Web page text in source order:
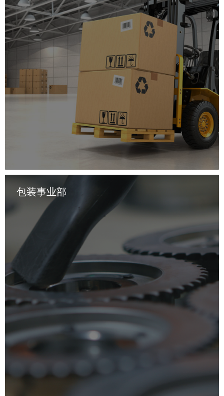
业务包括循环物流器具管理、供应商库存管理（VMI）和入厂
物流业务。经过十余年的发展，公司在仓储管理、循环物流器
具的全生命周期运营上已经有了深厚的技术积淀，对汽车与家
电行业有较为深刻的理解。
包装事业部